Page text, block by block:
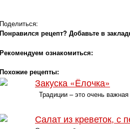
Поделиться:
Понравился рецепт? Добавьте в
Рекомендуем ознакомиться:
Похожие рецепты:
Закуска «Ёлочка»
Традиции – это очень
Салат из креветок, с